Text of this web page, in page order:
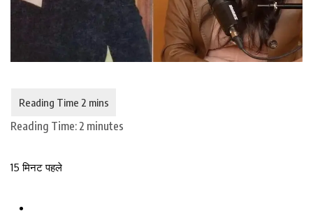
Reading Time: 2 minutes
15 मिनट पहले